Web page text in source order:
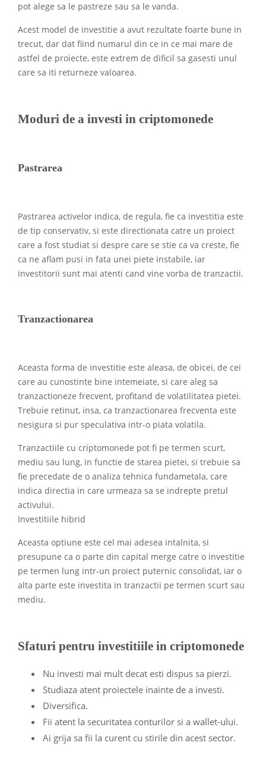
pot alege sa le pastreze sau sa le vanda.
Acest model de investitie a avut rezultate foarte bune in
trecut, dar dat fiind numarul din ce in ce mai mare de
astfel de proiecte, este extrem de dificil sa gasesti unul
care sa iti returneze valoarea.
Moduri de a investi in criptomonede
Pastrarea
Pastrarea activelor indica, de regula, fie ca investitia este
de tip conservativ, si este directionata catre un proiect
care a fost studiat si despre care se stie ca va creste, fie
ca ne aflam pusi in fata unei piete instabile, iar
investitorii sunt mai atenti cand vine vorba de tranzactii.
Tranzactionarea
Aceasta forma de investitie este aleasa, de obicei, de cei
care au cunostinte bine intemeiate, si care aleg sa
tranzactioneze frecvent, profitand de volatilitatea pietei.
Trebuie retinut, insa, ca tranzactionarea frecventa este
nesigura si pur speculativa intr-o piata volatila.
Tranzactiile cu criptomonede pot fi pe termen scurt,
mediu sau lung, in functie de starea pietei, si trebuie sa
fie precedate de o analiza tehnica fundametala, care
indica directia in care urmeaza sa se indrepte pretul
activului.
Investitiile hibrid
Aceasta optiune este cel mai adesea intalnita, si
presupune ca o parte din capital merge catre o investitie
pe termen lung intr-un proiect puternic consolidat, iar o
alta parte este investita in tranzactii pe termen scurt sau
mediu.
Sfaturi pentru investitiile in criptomonede
Nu investi mai mult decat esti dispus sa pierzi.
Studiaza atent proiectele inainte de a investi.
Diversifica.
Fii atent la securitatea conturilor si a wallet-ului.
Ai grija sa fii la curent cu stirile din acest sector.